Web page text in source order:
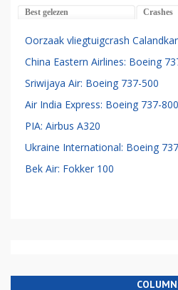
Best gelezen Crashes
Oorzaak vliegtuigcrash
China Eastern Airlines: Boeing
Sriwijaya Air: Boeing 737-500
Air India Express: Boeing 737-800
PIA: Airbus A320
Ukraine International: Boeing
Bek Air: Fokker 100